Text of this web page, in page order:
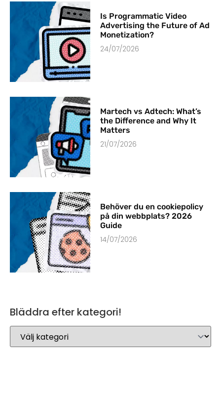
Is Programmatic Video
Advertising the Future of Ad
Monetization?
24/07/2026
Martech vs Adtech: What’s
the Difference and Why It
Matters
21/07/2026
Behöver du en cookiepolicy
på din webbplats? 2026
Guide
14/07/2026
Bläddra efter kategori!